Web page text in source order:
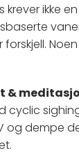
krever ikke
forskjell.
&
cyclic
og dempe